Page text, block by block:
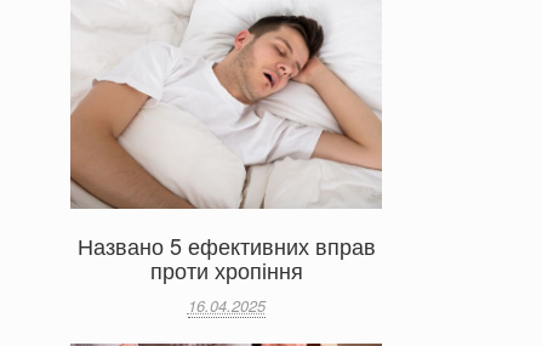
Названо 5 ефективних вправ
проти хропіння
16.04.2025